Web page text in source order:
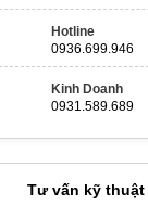
Bệt thự Ông Tâm đường
Hotline
0936.699.946
Kinh Doanh
0931.589.689
Tư vấn kỹ thuật